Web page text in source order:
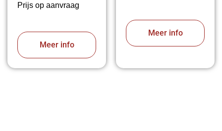
Prijs op aanvraag
Meer info
Meer info